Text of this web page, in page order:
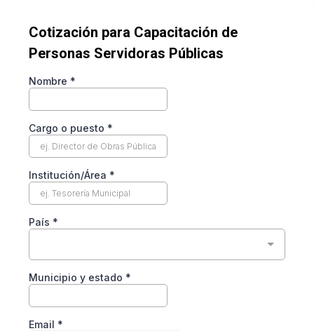
Cotización para Capacitación de
Personas Servidoras Públicas
Nombre *
Cargo o puesto *
Institución/Área *
País *
Municipio y estado *
Email *